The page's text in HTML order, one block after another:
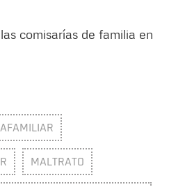
comisarías de familia en
MALTRATO